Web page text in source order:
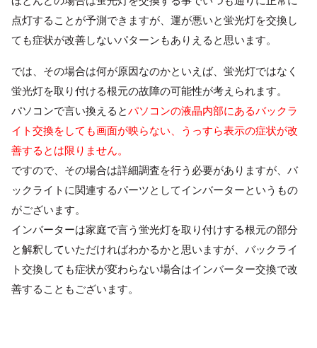
点灯することが予測できますが、運が悪いと蛍光灯を交換し
ても症状が改善しないパターンもありえると思います。
では、その場合は何が原因なのかといえば、蛍光灯ではなく
蛍光灯を取り付ける根元の故障の可能性が考えられます。
パソコンで言い換えるとパソコンの液晶内部にあるバックラ
イト交換をしても画面が映らない、うっすら表示の症状が改
善するとは限りません。
ですので、その場合は詳細調査を行う必要がありますが、バ
ックライトに関連するパーツとしてインバーターというもの
がございます。
インバーターは家庭で言う蛍光灯を取り付けする根元の部分
と解釈していただければわかるかと思いますが、バックライ
ト交換しても症状が変わらない場合はインバーター交換で改
善することもございます。